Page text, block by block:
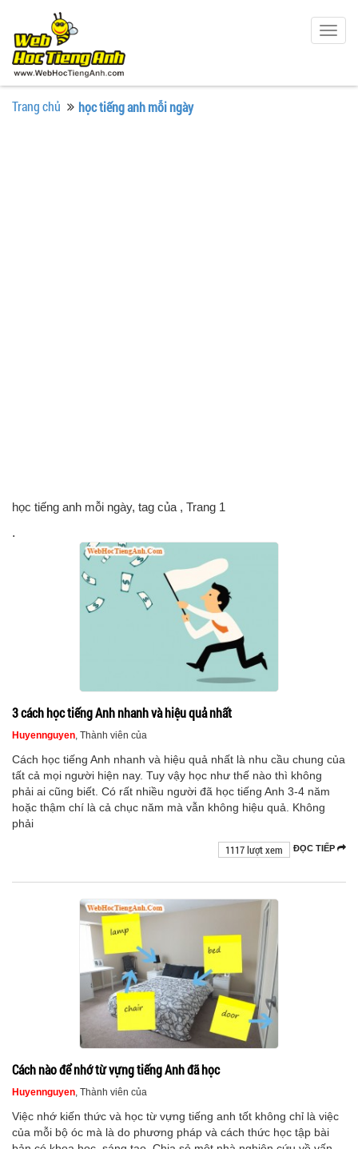
Trang chủ học tiếng anh mỗi ngày
học tiếng anh mỗi ngày, tag của , Trang 1
.
3 cách học tiếng Anh nhanh và hiệu quả nhất
Huyennguyen , Thành viên của
Cách học tiếng Anh nhanh và hiệu quả nhất là nhu cầu chung của
tất cả mọi người hiện nay. Tuy vậy học như thế nào thì không
phải ai cũng biết. Có rất nhiều người đã học tiếng Anh 3-4 năm
hoặc thậm chí là cả chục năm mà vẫn không hiệu quả. Không
phải
ĐỌC TIẾP
1117 lượt xem
Cách nào để nhớ từ vựng tiếng Anh đã học
Huyennguyen , Thành viên của
Việc nhớ kiến thức và học từ vựng tiếng anh tốt không chỉ là việc
của mỗi bộ óc mà là do phương pháp và cách thức học tập bài